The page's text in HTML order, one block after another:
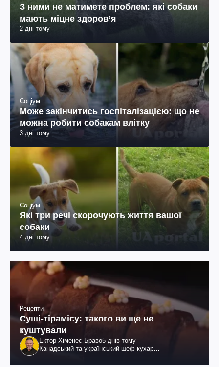
З ними не матимете проблем: які собаки
мають міцне здоров’я
2 дні тому
Соціум
Може закінчитись госпіталізацією: що не
можна робити собакам влітку
3 дні тому
Соціум
Які три речі скорочують життя вашої
собаки
4 дні тому
Рецепти
Суші-тірамісу: такого ви ще не
куштували
Ектор Хіменес-Браво5 днів тому
Канадський та український шеф-кухар